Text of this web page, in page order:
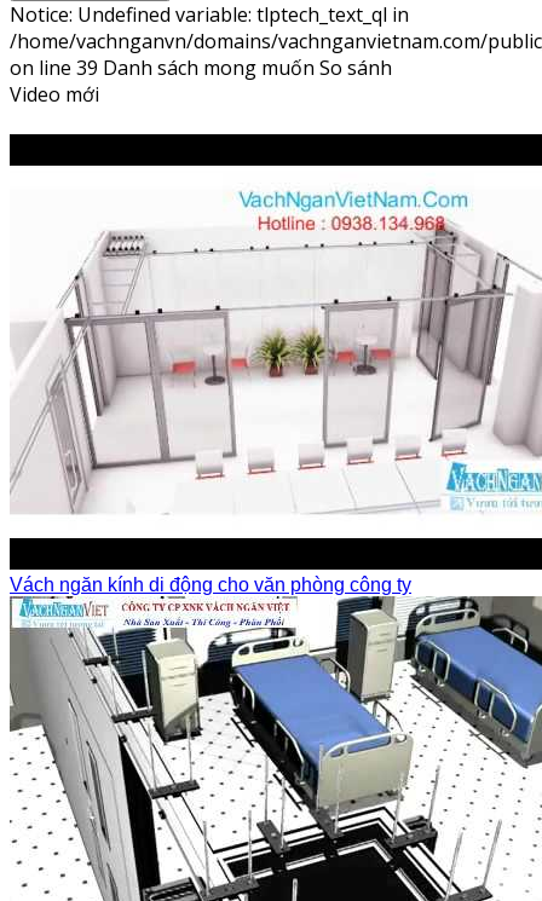
Notice: Undefined variable: tlptech_text_ql in
/home/vachnganvn/domains/vachnganvietnam.com/
on line 39 Danh sách mong muốn So sánh
Video mới
Vách ngăn kính di động cho văn phòng công ty